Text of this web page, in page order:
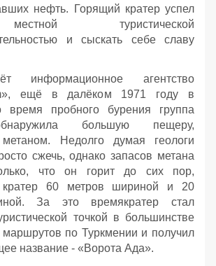
нефть. Горящий кратер успел
туристической
и сыскать себе славу
информационное агентство
ещё в далёком 1971 году в
время пробного бурения группа
большую пещеру,
Недолго думая геологи
сжечь, однако запасов метана
что он горит до сих пор,
кратер 60 метров шириной и 20
За это времякратер стал
точкой в большинстве
маршрутов по Туркмении и получил
название - «Ворота Ада».